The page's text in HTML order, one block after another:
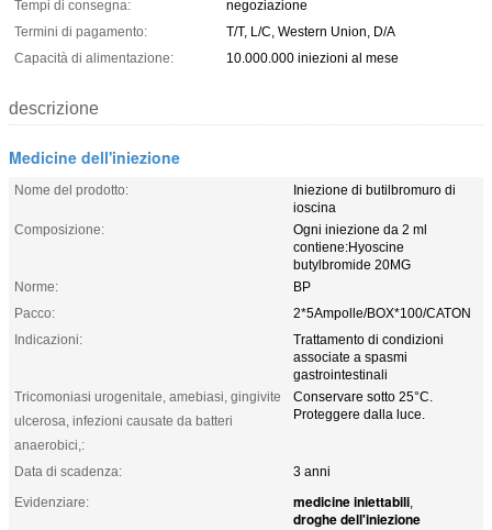
Tempi di consegna:
negoziazione
Termini di pagamento:
T/T, L/C, Western Union, D/A
Capacità di alimentazione:
10.000.000 iniezioni al mese
descrizione
Medicine dell'iniezione
Nome del prodotto:
Iniezione di butilbromuro di
ioscina
Composizione:
Ogni iniezione da 2 ml
contiene:Hyoscine
butylbromide 20MG
Norme:
BP
Pacco:
2*5Ampolle/BOX*100/CATON
Indicazioni:
Trattamento di condizioni
associate a spasmi
gastrointestinali
Tricomoniasi urogenitale, amebiasi, gingivite
ulcerosa, infezioni causate da batteri
anaerobici,:
Conservare sotto 25°C.
Proteggere dalla luce.
Data di scadenza:
3 anni
Evidenziare:
medicine iniettabili,
droghe dell'iniezione